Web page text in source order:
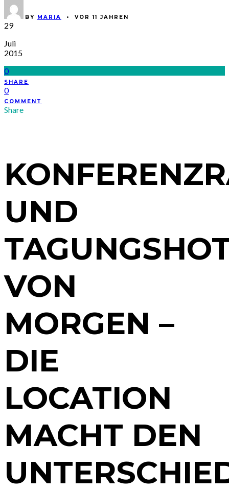
BY MARIA • VOR 11 JAHREN
29
Juli
2015
0
SHARE
0
COMMENT
Share
UND
VON
MORGEN –
DIE
LOCATION
MACHT DEN